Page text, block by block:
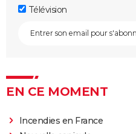
Télévision
EN CE MOMENT
Incendies en France